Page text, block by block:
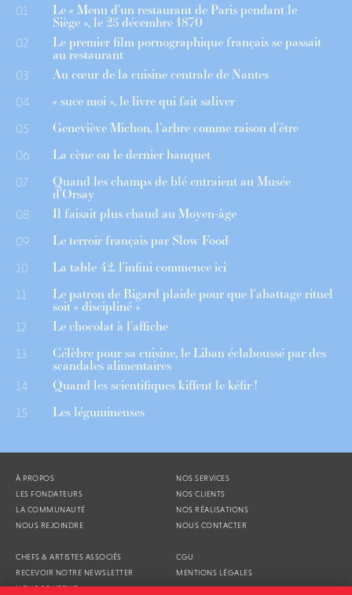
01 Le « Menu d’un restaurant de Paris pendant le
Siège », le 25 décembre 1870
02 Le premier film pornographique français se passait
au restaurant
03 Au cœur de la cuisine centrale de Nantes
04 « suce moi », le livre qui fait saliver
05 Geneviève Michon, l’arbre comme raison d’être
06 La cène ou le dernier banquet
07 Quand les champs de blé entraient au Musée
d’Orsay
08 Il faisait plus chaud au Moyen-âge
09 Le terroir français par Slow Food
10 La table 42, l’infini commence ici
11 Le patron de Bigard plaide pour que l’abattage rituel
soit « discipliné »
12 Le chocolat à l’affiche
13 Célèbre pour sa cuisine, le Liban éclaboussé par des
scandales alimentaires
14 Quand les scientifiques kiffent le kéfir !
15 Les légumineuses
À PROPOS
LES FONDATEURS
LA COMMUNAUTÉ
NOUS REJOINDRE
NOS SERVICES
NOS CLIENTS
NOS RÉALISATIONS
NOUS CONTACTER
CHEFS & ARTISTES ASSOCIÉS
RECEVOIR NOTRE NEWSLETTER
NOUS SOUTENIR
CGU
MENTIONS LÉGALES